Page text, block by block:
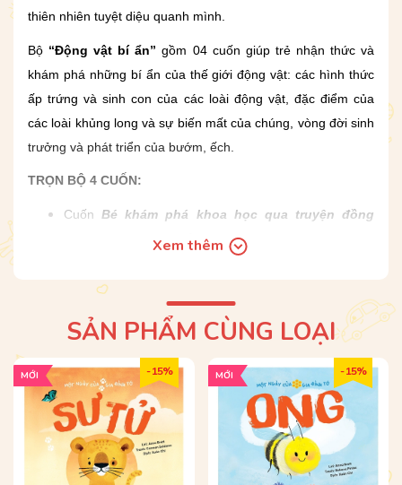
thiên nhiên tuyệt diệu quanh mình.
Bộ “Động vật bí ẩn” gồm 04 cuốn giúp trẻ nhận thức và
khám phá những bí ẩn của thế giới động vật: các hình thức
ấp trứng và sinh con của các loài động vật, đặc điểm của
các loài khủng long và sự biến mất của chúng, vòng đời sinh
trưởng và phát triển của bướm, ếch.
TRỌN BỘ 4 CUỐN:
Cuốn Bé khám phá khoa học qua truyện đồng
thoại – Động vật bí ẩn: Con non sinh ra từ đâu?
thoại – Động vật bí ẩn: Khủng long đi đâu rồi?
Cuốn Bé khám phá khoa học qua truyện đồng
thoại – Động vật bí ẩn: Vòng đời của bướm
CuốnBé khám phá khoa học qua truyện đồng
thoại – Động vật bí ẩn: Vòng đời của ếch
HÃY MUA TRỌN BỘ 4 CUỐN SÁCH ĐỂ TRẺ KHÁM PHÁ BÍ
ẨN CỦA THẾ GIỚI ĐỘNG VẬT.
Xem thêm
SẢN PHẨM CÙNG LOẠI
- 15%
MỚI - 15%
MỚI